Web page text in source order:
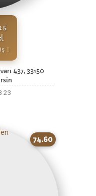
437, 33150
23
74.60